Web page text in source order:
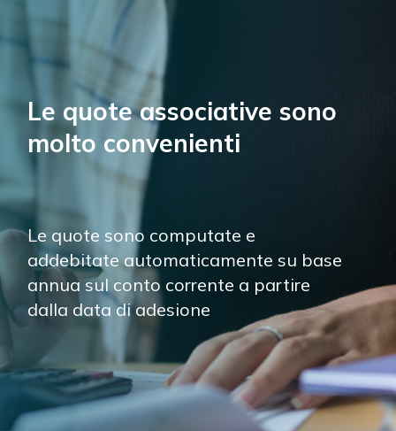
Le quote associative sono
molto convenienti
Le quote sono computate e
addebitate automaticamente su base
annua sul conto corrente a partire
dalla data di adesione